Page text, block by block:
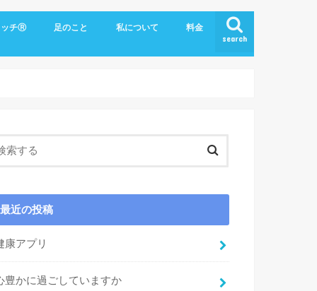
search
ッチⓇ 足のこと 私について 料金
最近の投稿
康アプリ
豊かに過ごしていますか